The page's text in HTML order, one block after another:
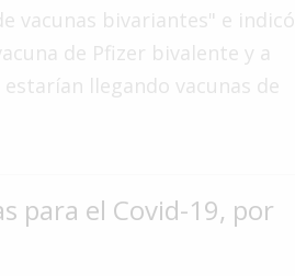
vacunas bivariantes" e indicó
de Pfizer bivalente y a
llegando vacunas de
para el Covid-19, por